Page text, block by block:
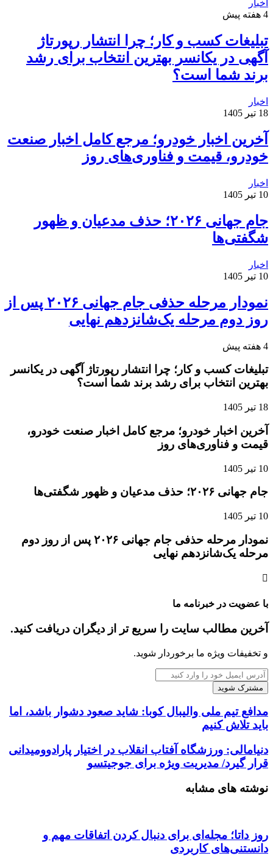
اخبار
4 هفته پیش
تبلیغات کسب و کار؛ چرا انتشار رپورتاژ
آگهی در یکانسر بهترین انتخاب برای رشد
برند شما است؟
اخبار
18 تیر 1405
آخرین اخبار خودرو؛ مرجع کامل اخبار صنعت
خودرو، قیمت و فناوری‌های روز
اخبار
10 تیر 1405
جام جهانی ۲۰۲۶؛ حذف مدعیان و ظهور
شگفتی‌ها
اخبار
10 تیر 1405
نمودار مرحله حذفی جام جهانی ۲۰۲۶ پس از
روز دوم مرحله یک‌شانزدهم نهایی
4 هفته پیش
تبلیغات کسب و کار؛ چرا انتشار رپورتاژ آگهی در یکانسر
بهترین انتخاب برای رشد برند شما است؟
18 تیر 1405
آخرین اخبار خودرو؛ مرجع کامل اخبار صنعت خودرو،
قیمت و فناوری‌های روز
10 تیر 1405
جام جهانی ۲۰۲۶؛ حذف مدعیان و ظهور شگفتی‌ها
10 تیر 1405
نمودار مرحله حذفی جام جهانی ۲۰۲۶ پس از روز دوم
مرحله یک‌شانزدهم نهایی
با عضویت در خبرنامه ما
آخرین مطالب سایت را سریع تر از دیگران دریافت کنید.
و تخفیفات ویژه ما برخوردار شوید.
آدرس
ایمیل
خود
وارد
کنید
مدافع تیم ملی والیبال کوبا: شاید صعود دشوار باشد، اما
باید تلاش کنیم
دنیامالی: ورزشگاه آفتاب انقلاب در اختیار پارادوومیدانی
قرار گیرد/ مدیریت ویژه برای جوجیتسو
نوشته های مشابه
روز داتا؛ مجله‌ای برای دنبال کردن اتفاقات مهم و
دانستنی‌های کاربردی